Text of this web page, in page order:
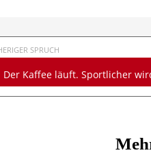
SPRUCH
Der Kaffee läuft. Sportlicher wirds heute